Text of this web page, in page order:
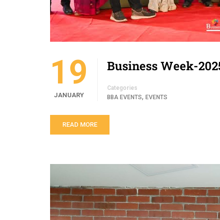
19
JANUARY
Business Week-
Categories
BBA EVENTS, EVENTS
READ MORE